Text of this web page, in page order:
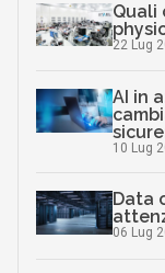
Quali
22 Lug
AI in
10 Lug
Data
06 Lug